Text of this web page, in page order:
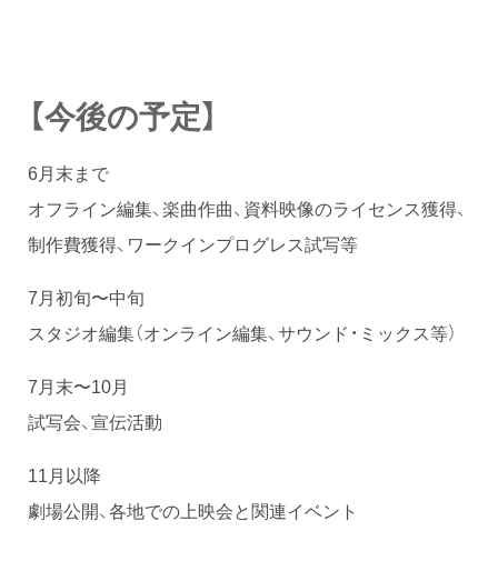
【今後の予定】
6月末まで
オフライン編集、楽曲作曲、資料映像のライセンス獲得、
制作費獲得、ワークインプログレス試写等
7月初旬〜中旬
スタジオ編集（オンライン編集、サウンド・ミックス等）
7月末〜10月
試写会、宣伝活動
11月以降
劇場公開、各地での上映会と関連イベント